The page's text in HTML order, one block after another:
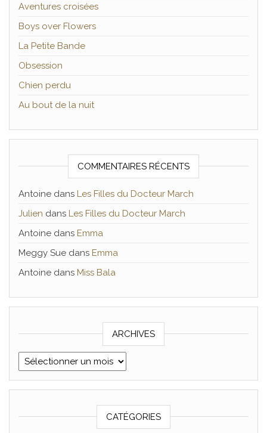
Aventures croisées
Boys over Flowers
La Petite Bande
Obsession
Chien perdu
Au bout de la nuit
COMMENTAIRES RÉCENTS
Antoine dans Les Filles du Docteur March
Julien dans Les Filles du Docteur March
Antoine dans Emma
Meggy Sue dans Emma
Antoine dans Miss Bala
ARCHIVES
Archives
CATÉGORIES